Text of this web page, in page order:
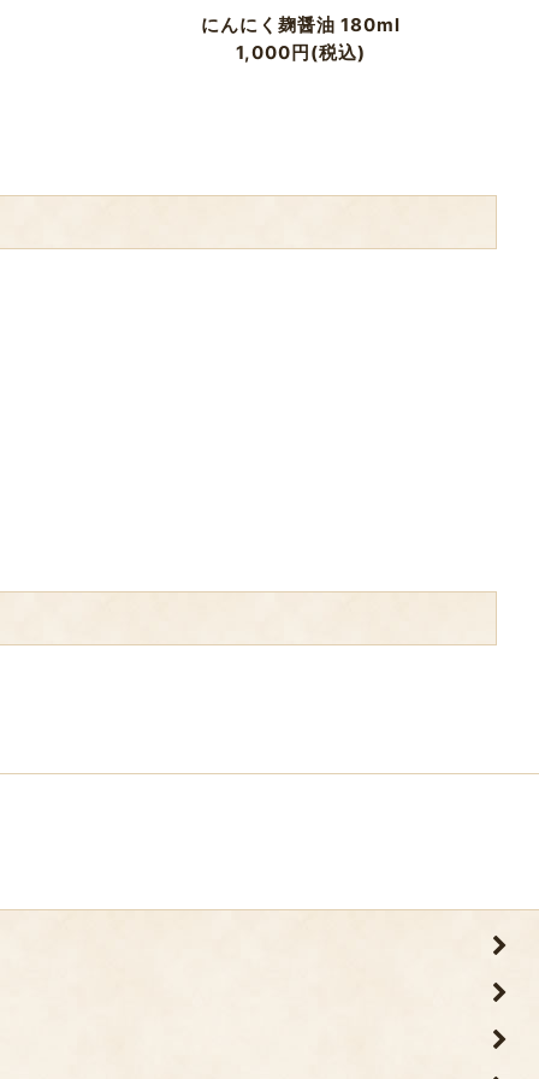
にんにく麹醤油 180ml
1,000円(税込)